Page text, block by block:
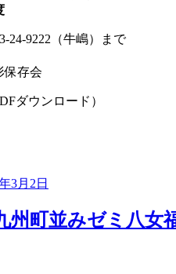
24-9222 （牛嶋）まで
存会
ダウンロード）
3月2日
州町並みゼミ八